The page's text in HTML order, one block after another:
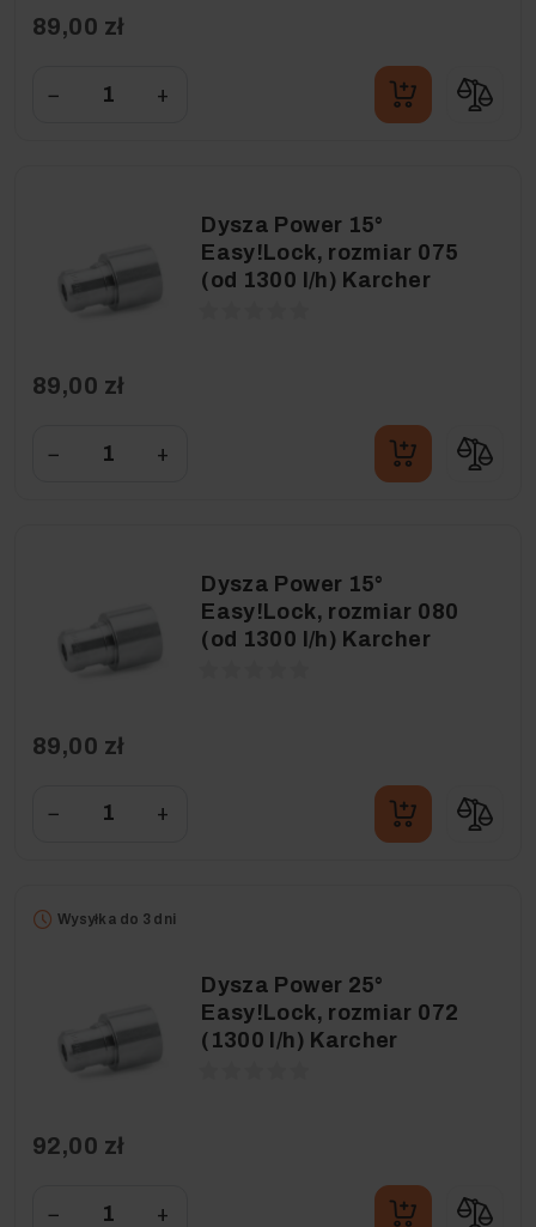
89,00 zł
− +
Dysza Power 15°
Easy!Lock, rozmiar 075
(od 1300 l/h) Karcher
89,00 zł
− +
Dysza Power 15°
Easy!Lock, rozmiar 080
(od 1300 l/h) Karcher
89,00 zł
− +
Wysyłka do 3 dni
Dysza Power 25°
Easy!Lock, rozmiar 072
(1300 l/h) Karcher
92,00 zł
− +